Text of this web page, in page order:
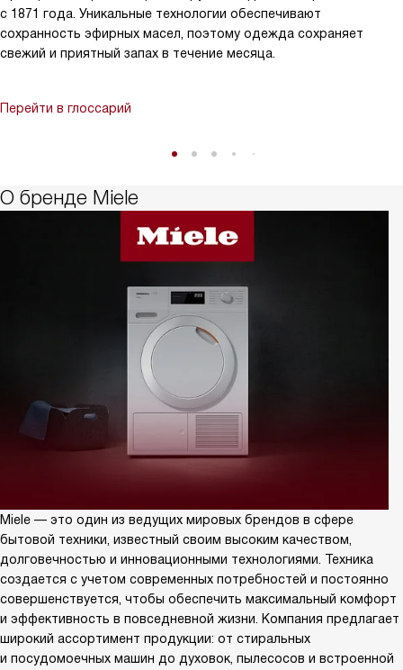
с 1871 года. Уникальные технологии обеспечивают
сохранность эфирных масел, поэтому одежда сохраняет
свежий и приятный запах в течение месяца.
Перейти в глоссарий
О бренде Miele
Miele — это один из ведущих мировых брендов в сфере
бытовой техники, известный своим высоким качеством,
долговечностью и инновационными технологиями. Техника
создается с учетом современных потребностей и постоянно
совершенствуется, чтобы обеспечить максимальный комфорт
и эффективность в повседневной жизни. Компания предлагает
широкий ассортимент продукции: от стиральных
и посудомоечных машин до духовок, пылесосов и встроенной